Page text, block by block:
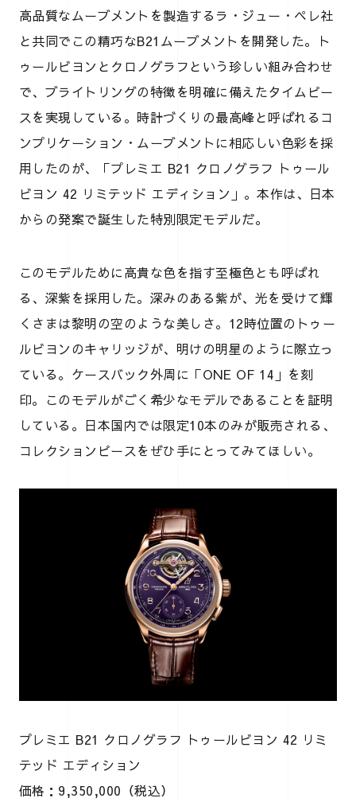
高品質なムーブメントを製造するラ・ジュー・ペレ社
と共同でこの精巧なB21ムーブメントを開発した。ト
ゥールビヨンとクロノグラフという珍しい組み合わせ
で、ブライトリングの特徴を明確に備えたタイムピー
スを実現している。時計づくりの最高峰と呼ばれるコ
ンプリケーション・ムーブメントに相応しい色彩を採
用したのが、「プレミエ B21 クロノグラフ トゥール
ビヨン 42 リミテッド エディション」。本作は、日本
からの発案で誕生した特別限定モデルだ。
このモデルために高貴な色を指す至極色とも呼ばれ
る、深紫を採用した。深みのある紫が、光を受けて輝
くさまは黎明の空のような美しさ。12時位置のトゥー
ルビヨンのキャリッジが、明けの明星のように際立っ
ている。ケースバック外周に「ONE OF 14」を刻
印。このモデルがごく希少なモデルであることを証明
している。日本国内では限定10本のみが販売される、
コレクションピースをぜひ手にとってみてほしい。
プレミエ B21 クロノグラフ トゥールビヨン 42 リミ
テッド エディション
価格：9,350,000（税込）